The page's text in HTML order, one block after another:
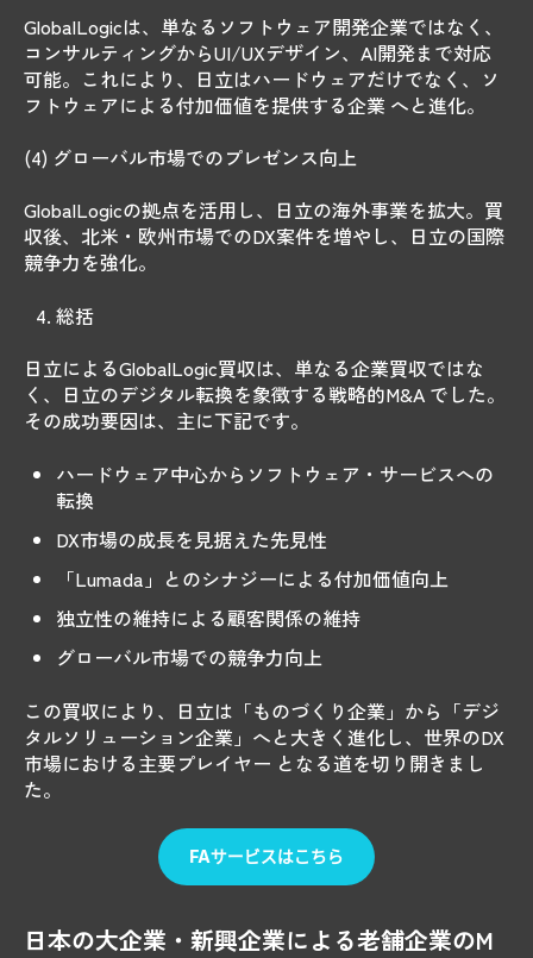
GlobalLogicは、単なるソフトウェア開発企業ではなく、
コンサルティングからUI/UXデザイン、AI開発まで対応
可能。これにより、日立はハードウェアだけでなく、ソ
フトウェアによる付加価値を提供する企業 へと進化。
(4) グローバル市場でのプレゼンス向上
GlobalLogicの拠点を活用し、日立の海外事業を拡大。買
収後、北米・欧州市場でのDX案件を増やし、日立の国際
競争力を強化。
総括
日立によるGlobalLogic買収は、単なる企業買収ではな
く、日立のデジタル転換を象徴する戦略的M&A でした。
その成功要因は、主に下記です。
ハードウェア中心からソフトウェア・サービスへの
転換
DX市場の成長を見据えた先見性
「Lumada」とのシナジーによる付加価値向上
独立性の維持による顧客関係の維持
グローバル市場での競争力向上
この買収により、日立は「ものづくり企業」から「デジ
タルソリューション企業」へと大きく進化し、世界のDX
市場における主要プレイヤー となる道を切り開きまし
た。
日本の大企業・新興企業による老舗企業のM